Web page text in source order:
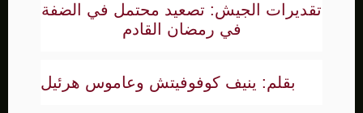
تقديرات الجيش: تصعيد محتمل في الضفة
في رمضان القادم
بقلم: ينيف كوفوفيتش وعاموس هرئيل